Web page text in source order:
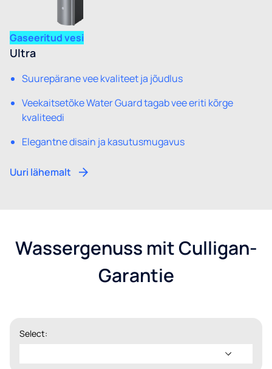
Gaseeritud vesi
Ultra
Suurepärane vee kvaliteet ja jõudlus
Veekaitsetõke Water Guard tagab vee eriti kõrge
kvaliteedi
Elegantne disain ja kasutusmugavus
Uuri lähemalt
Wassergenuss mit Culligan-
Garantie
Select: